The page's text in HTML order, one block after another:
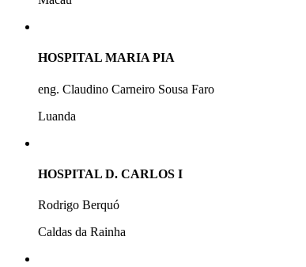
HOSPITAL MARIA PIA
eng. Claudino Carneiro Sousa Faro
Luanda
HOSPITAL D. CARLOS I
Rodrigo Berquó
Caldas da Rainha